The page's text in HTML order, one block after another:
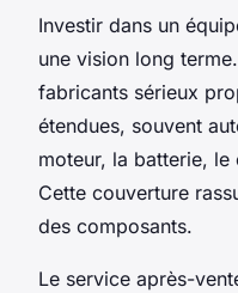
Investir dans un
une vision long
fabricants sérieux
étendues, souvent
moteur, la batterie, le
Cette couverture
des composants.
Le service après-